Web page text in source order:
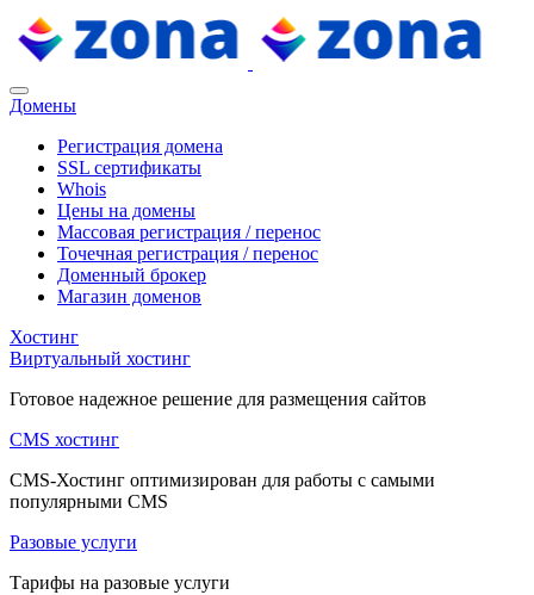
Домены
Регистрация домена
SSL сертификаты
Whois
Цены на домены
Массовая регистрация / перенос
Точечная регистрация / перенос
Доменный брокер
Магазин доменов
Хостинг
Виртуальный хостинг
Готовое надежное решение для размещения сайтов
CMS хостинг
CMS-Хостинг оптимизирован для работы с самыми
популярными CMS
Разовые услуги
Тарифы на разовые услуги